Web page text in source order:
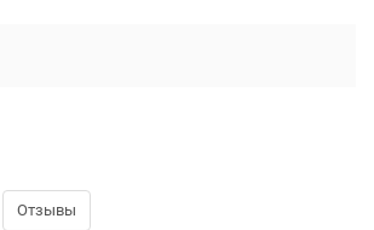
Отзывы